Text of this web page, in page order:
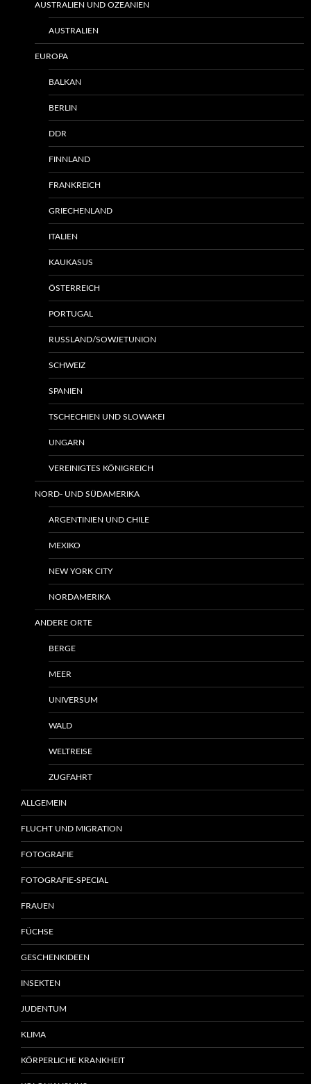
AUSTRALIEN UND OZEANIEN
AUSTRALIEN
EUROPA
BALKAN
BERLIN
DDR
FINNLAND
FRANKREICH
GRIECHENLAND
ITALIEN
KAUKASUS
ÖSTERREICH
PORTUGAL
RUSSLAND/SOWJETUNION
SCHWEIZ
SPANIEN
TSCHECHIEN UND SLOWAKEI
UNGARN
VEREINIGTES KÖNIGREICH
NORD- UND SÜDAMERIKA
ARGENTINIEN UND CHILE
MEXIKO
NEW YORK CITY
NORDAMERIKA
ANDERE ORTE
BERGE
MEER
UNIVERSUM
WALD
WELTREISE
ZUGFAHRT
ALLGEMEIN
FLUCHT UND MIGRATION
FOTOGRAFIE
FOTOGRAFIE-SPECIAL
FRAUEN
FÜCHSE
GESCHENKIDEEN
INSEKTEN
JUDENTUM
KLIMA
KÖRPERLICHE KRANKHEIT